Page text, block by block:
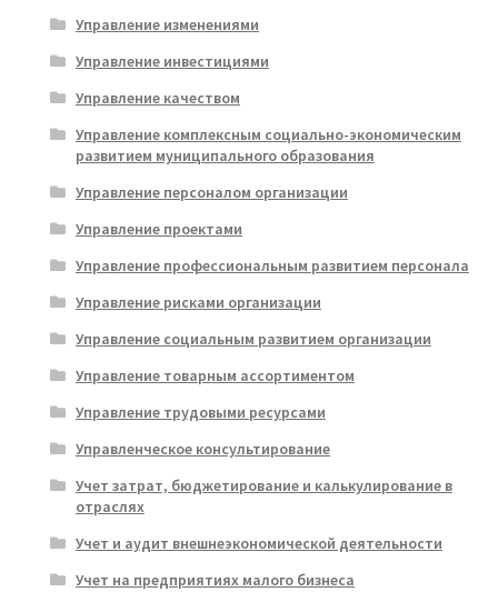
Управление изменениями
Управление инвестициями
Управление качеством
Управление комплексным социально-экономическим
развитием муниципального образования
Управление персоналом организации
Управление проектами
Управление профессиональным развитием персонала
Управление рисками организации
Управление социальным развитием организации
Управление товарным ассортиментом
Управление трудовыми ресурсами
Управленческое консультирование
Учет затрат, бюджетирование и калькулирование в
отраслях
Учет и аудит внешнеэкономической деятельности
Учет на предприятиях малого бизнеса